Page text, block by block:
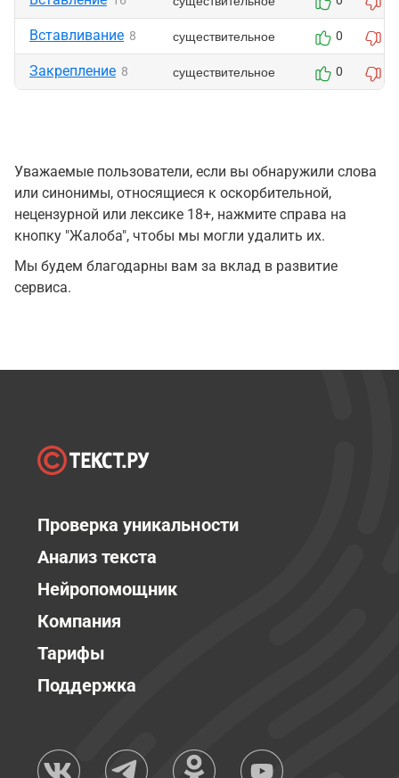
Вставливание 8 существительное 0
Закрепление 8 существительное 0
Уважаемые пользователи, если вы обнаружили слова
или синонимы, относящиеся к оскорбительной,
нецензурной или лексике 18+, нажмите справа на
кнопку "Жалоба", чтобы мы могли удалить их.
Мы будем благодарны вам за вклад в развитие
сервиса.
Проверка уникальности
Анализ текста
Нейропомощник
Компания
Тарифы
Поддержка